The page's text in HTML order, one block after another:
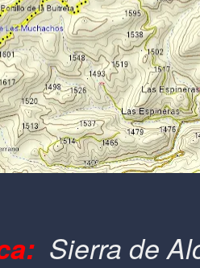
Sierra de